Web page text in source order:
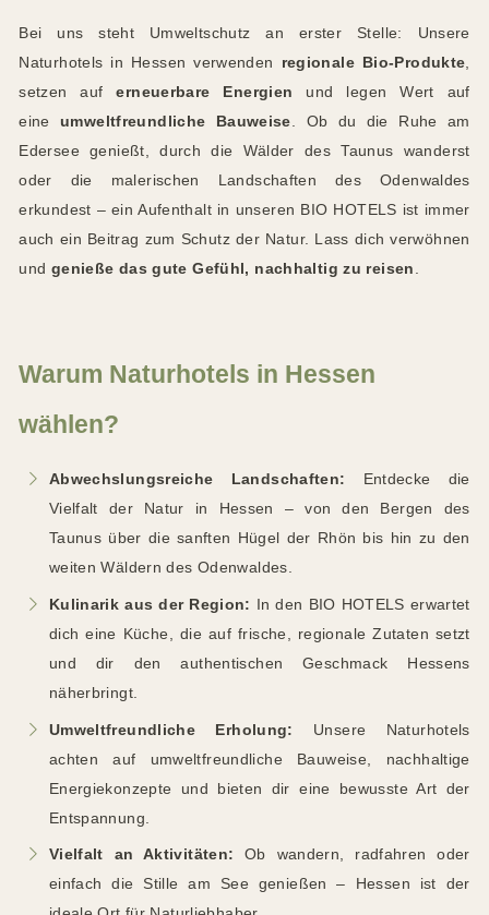
Bei uns steht Umweltschutz an erster Stelle: Unsere
Naturhotels in Hessen verwenden regionale Bio-Produkte,
setzen auferneuerbare Energien und legen Wert auf
eineumweltfreundliche Bauweise. Ob du die Ruhe am
Edersee genießt, durch die Wälder des Taunus wanderst
oder die malerischen Landschaften des Odenwaldes
erkundest – ein Aufenthalt in unseren BIO HOTELS ist immer
auch ein Beitrag zum Schutz der Natur. Lass dich verwöhnen
und genieße das gute Gefühl, nachhaltig zu reisen .
Warum Naturhotels in Hessen
wählen?
Abwechslungsreiche Landschaften:
Entdecke die
Vielfalt der Natur in Hessen – von den Bergen des
Taunus über die sanften Hügel der Rhön bis hin zu den
weiten Wäldern des Odenwaldes.
Kulinarik aus der Region: In den BIO HOTELS erwartet
dich eine Küche, die auf frische, regionale Zutaten setzt
und dir den authentischen Geschmack Hessens
näherbringt.
Umweltfreundliche Erholung:
Unsere Naturhotels
achten auf umweltfreundliche Bauweise, nachhaltige
Energiekonzepte und bieten dir eine bewusste Art der
Entspannung.
Vielfalt an Aktivitäten: Ob wandern, radfahren oder
einfach die Stille am See genießen – Hessen ist der